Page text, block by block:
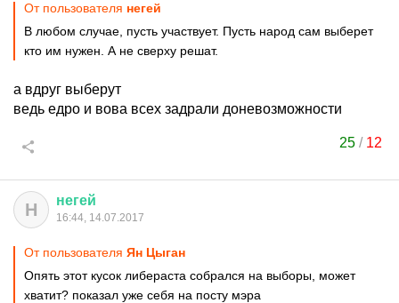
От пользователя негей
В любом случае, пусть участвует. Пусть народ сам выберет
кто им нужен. А не сверху решат.
а вдруг выберут
ведь едро и вова всех задрали доневозможности
25/ 12
Н негей
16:44, 14.07.2017
От пользователя Ян Цыган
Опять этот кусок либераста собрался на выборы, может
хватит? показал уже себя на посту мэра